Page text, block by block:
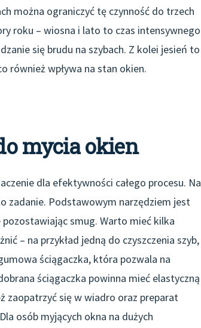
można ograniczyć tę czynność do trzech
roku – wiosna i lato to czas intensywnego
się brudu na szybach. Z kolei jesień to
również wpływa na stan okien.
mycia okien
dla efektywności całego procesu. Na
zadanie. Podstawowym narzędziem jest
smug. Warto mieć kilka
– na przykład jedną do czyszczenia szyb,
ściągaczka, która pozwala na
ściągaczka powinna mieć elastyczną
zaopatrzyć się w wiadro oraz preparat
osób myjących okna na dużych